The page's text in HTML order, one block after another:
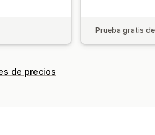
Prueba gratis
de precios